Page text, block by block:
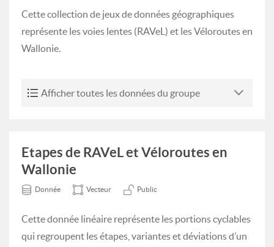
Cette collection de jeux de données géographiques
représente les voies lentes (RAVeL) et les Véloroutes en
Wallonie.
Afficher toutes les données du groupe
Etapes de RAVeL et Véloroutes en
Wallonie
Donnée Vecteur Public
Cette donnée linéaire représente les portions cyclables
qui regroupent les étapes, variantes et déviations d’un